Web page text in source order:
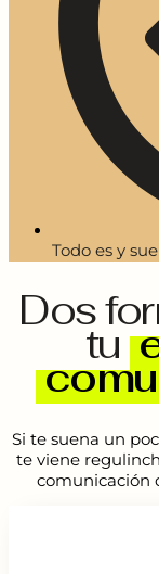
Todo es y
Dos
tu
Si te suena un
te viene
comunicación